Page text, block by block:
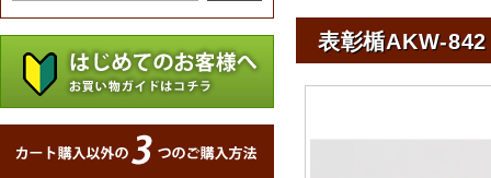
表彰楯AKW-842